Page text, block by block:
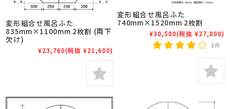
変形組合せ風呂ふた
835mm×1100mm 2枚割 (両下
欠け)
¥23,760(税抜 ¥21,600)
変形組合せ風呂ふた
740mm×1520mm 2枚割
¥30,580(税抜 ¥27,800)
1件